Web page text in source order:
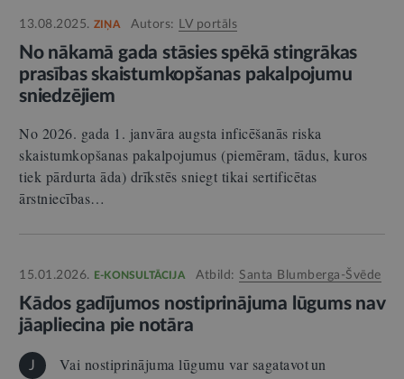
13.08.2025. ZIŅA Autors: LV portāls
No nākamā gada stāsies spēkā stingrākas
prasības skaistumkopšanas pakalpojumu
sniedzējiem
No 2026. gada 1. janvāra augsta inficēšanās riska
skaistumkopšanas pakalpojumus (piemēram, tādus, kuros
tiek pārdurta āda) drīkstēs sniegt tikai sertificētas
ārstniecības…
15.01.2026. E-KONSULTĀCIJA Atbild: Santa Blumberga-Švēde
Kādos gadījumos nostiprinājuma lūgums nav
jāapliecina pie notāra
J
Vai nostiprinājuma lūgumu var sagatavot un